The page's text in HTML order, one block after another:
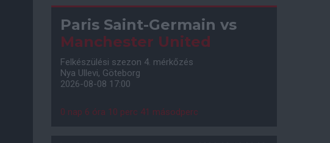
Paris Saint-Germain vs
Manchester United
Felkészülési szezon 4. mérkőzés
Nya Ullevi, Göteborg
2026-08-08 17:00
0 nap 6 óra 10 perc 40 másodperc